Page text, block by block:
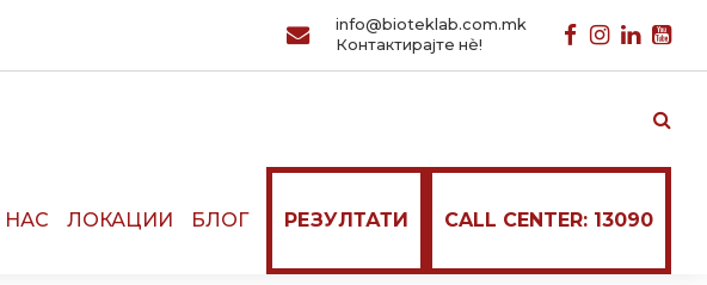
info@bioteklab.com.mk
Контактирајте нѐ!
НАС ЛОКАЦИИ БЛОГ РЕЗУЛТАТИ CALL CENTER: 13090